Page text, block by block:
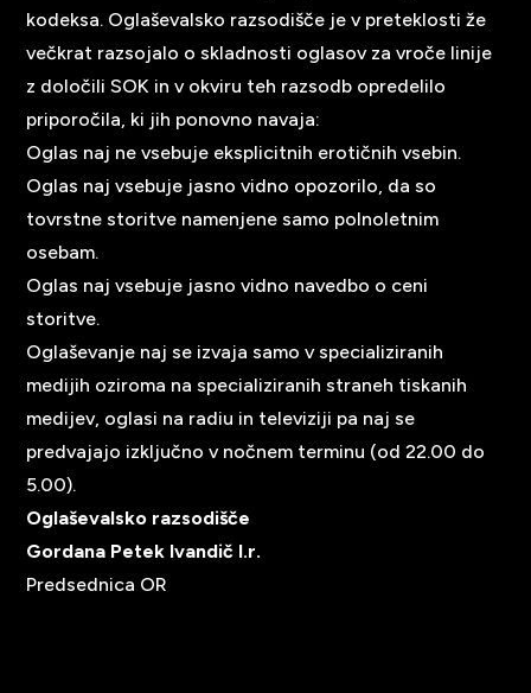
kodeksa. Oglaševalsko razsodišče je v preteklosti že
večkrat razsojalo o skladnosti oglasov za vroče linije
z določili SOK in v okviru teh razsodb opredelilo
priporočila, ki jih ponovno navaja:
Oglas naj ne vsebuje eksplicitnih erotičnih vsebin.
Oglas naj vsebuje jasno vidno opozorilo, da so
tovrstne storitve namenjene samo polnoletnim
osebam.
Oglas naj vsebuje jasno vidno navedbo o ceni
storitve.
Oglaševanje naj se izvaja samo v specializiranih
medijih oziroma na specializiranih straneh tiskanih
medijev, oglasi na radiu in televiziji pa naj se
predvajajo izključno v nočnem terminu (od 22.00 do
5.00).
Oglaševalsko razsodišče
Gordana Petek Ivandič l.r.
Predsednica OR